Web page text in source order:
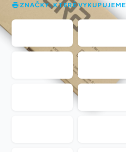
ZNAČKY, KTERÉ VYKUPUJEME